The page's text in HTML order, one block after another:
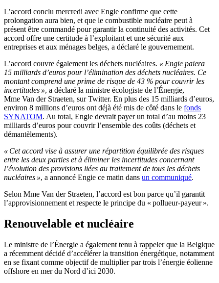
L’accord conclu mercredi avec Engie confirme que cette
prolongation aura bien, et que le combustible nucléaire peut à
présent être commandé pour garantir la continuité des activités. Cet
accord offre une certitude à l’exploitant et une sécurité aux
entreprises et aux ménages belges, a déclaré le gouvernement.
L’accord couvre également les déchets nucléaires. « Engie paiera
15 milliards d’euros pour l’élimination des déchets nucléaires. Ce
montant comprend une prime de risque de 43 % pour couvrir les
incertitudes », a déclaré la ministre écologiste de l’Énergie,
Mme Van der Straeten, sur Twitter. En plus des 15 milliards d’euros,
environ 8 millions d’euros ont déjà été mis de côté dans le fonds
SYNATOM. Au total, Engie devrait payer un total d’au moins 23
milliards d’euros pour couvrir l’ensemble des coûts (déchets et
démantèlements).
« Cet accord vise à assurer une répartition équilibrée des risques
entre les deux parties et à éliminer les incertitudes concernant
l’évolution des provisions liées au traitement de tous les déchets
nucléaires », a annoncé Engie ce matin dans un communiqué.
Selon Mme Van der Straeten, l’accord est bon parce qu’il garantit
l’approvisionnement et respecte le principe du « pollueur-payeur ».
Renouvelable et nucléaire
Le ministre de l’Énergie a également tenu à rappeler que la Belgique
a récemment décidé d’accélérer la transition énergétique, notamment
en se fixant comme objectif de multiplier par trois l’énergie éolienne
offshore en mer du Nord d’ici 2030.